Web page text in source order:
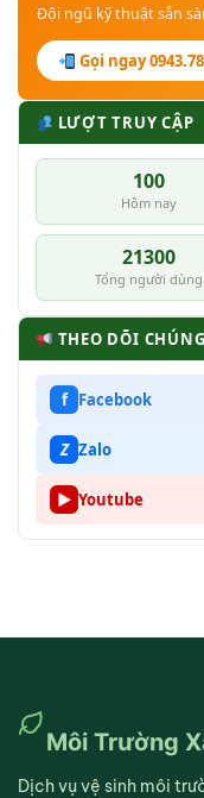
Đội ngũ kỹ thuật sẵn
Gọi ngay
LƯỢT TRUY CẬP
100
Hôm nay
21300
Tổng người dùng
THEO DÕI
f Facebook
Z Zalo
▶ Youtube
Môi Trường
Dịch vụ vệ sinh môi